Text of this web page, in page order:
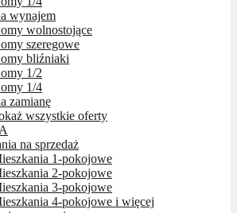
wynajem
wolnostojące
szeregowe
bliźniaki
1/2
1/4
zamianę
wszystkie oferty
na sprzedaż
1-pokojowe
2-pokojowe
3-pokojowe
4-pokojowe i więcej